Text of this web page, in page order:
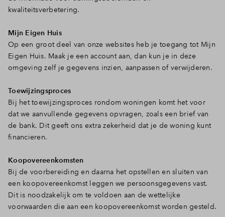
kwaliteitsverbetering.
Mijn Eigen Huis
Op een groot deel van onze websites heb je toegang tot Mijn
Eigen Huis. Maak je een account aan, dan kun je in deze
omgeving zelf je gegevens inzien, aanpassen of verwijderen.
Toewijzingsproces
Bij het toewijzingsproces rondom woningen komt het voor
dat we aanvullende gegevens opvragen, zoals een brief van
de bank. Dit geeft ons extra zekerheid dat je de woning kunt
financieren.
Koopovereenkomsten
Bij de voorbereiding en daarna het opstellen en sluiten van
een koopovereenkomst leggen we persoonsgegevens vast.
Dit is noodzakelijk om te voldoen aan de wettelijke
voorwaarden die aan een koopovereenkomst worden gesteld.